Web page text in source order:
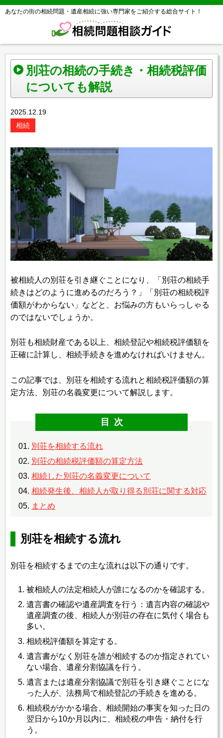
あなたの街の相続問題・遺産相続に強い専門家をご紹介する総合サイト！
別荘の相続の手続き・相続税評価
についても解説
2025.12.19
相続
被相続人の別荘を引き継ぐことになり、「別荘の相続手
続きはどのように進めるのだろう？」「別荘の相続税評
価額がわからない」などと、お悩みの方もいらっしゃる
のではないでしょうか。
別荘も相続財産である以上、相続登記や相続税評価額を
正確に計算し、相続手続きを進めなければいけません。
この記事では、別荘を相続する流れと相続税評価額の算
定方法、別荘の名義変更について解説します。
目次
別荘を相続する流れ
別荘の相続税評価額の算定方法
相続した別荘の名義変更について
相続発生後、相続人が取り得る別荘に関する対応
まとめ
別荘を相続する流れ
別荘を相続するまでの主な流れは以下の通りです。
被相続人の法定相続人が誰になるのかを確認する。
遺言書の確認や遺産調査を行う：遺言内容の確認や
遺産調査の後、相続人が別荘の存在に気付く場合も
多い。
相続税評価額を算定する。
遺言書がなく別荘を誰が相続するのか指定されてい
ない場合、遺産分割協議を行う。
遺言または遺産分割協議で別荘を引き継ぐことにな
った人が、法務局で相続登記の手続きを進める。
相続税がかかる場合、相続開始の事実を知った日の
翌日から10か月以内に、相続税の申告・納付を行
う。